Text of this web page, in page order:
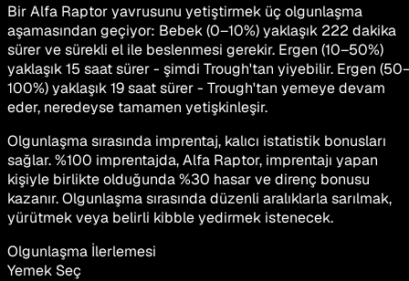
Bir Alfa Raptor yavrusunu yetiştirmek üç olgunlaşma
aşamasından geçiyor: Bebek (0–10%) yaklaşık 222 dakika
sürer ve sürekli el ile beslenmesi gerekir. Ergen (10–50%)
yaklaşık 15 saat sürer - şimdi Trough'tan yiyebilir. Ergen
100%) yaklaşık 19 saat sürer - Trough'tan yemeye devam
eder, neredeyse tamamen yetişkinleşir.
Olgunlaşma sırasında imprentaj, kalıcı istatistik bonusları
sağlar. %100 imprentajda, Alfa Raptor, imprentajı yapan
kişiyle birlikte olduğunda %30 hasar ve direnç bonusu
kazanır. Olgunlaşma sırasında düzenli aralıklarla sarılmak,
yürütmek veya belirli kibble yedirmek istenecek.
Olgunlaşma İlerlemesi
Yemek Seç